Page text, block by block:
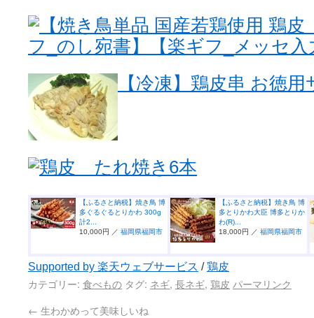
【焼き鳥単品 国産若鶏使用 鶏
フ_のし宛書】【楽ギフ_メッセ入
【冷凍】鶏皮串 お徳
鶏皮 たれ焼き6本
【ふるさと納税】焼き鳥 博
多ぐるぐるとりかわ 300g
計2...
10,000円 ／ 福岡県福岡市
【ふるさと納税】焼き鳥 博
多とりかわ大臣 博多とりか
わ(R)...
18,000円 ／ 福岡県福岡市
Supported by 楽天ウェブサービス /鶏皮
カテゴリー: 食べもの タグ: ネギ, 長ネギ, 鶏皮 パーマリンク
← 生わかめって美味しいね